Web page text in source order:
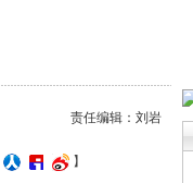
责任编辑：刘岩
】